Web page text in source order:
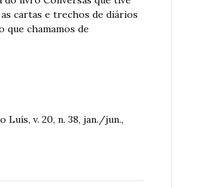
cartas e trechos de diários
que chamamos de
Luís, v. 20, n. 38, jan./jun.,